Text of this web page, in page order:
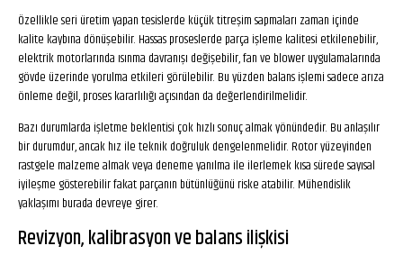
Özellikle seri üretim yapan tesislerde küçük titreşim sapmaları zaman içinde
kalite kaybına dönüşebilir. Hassas proseslerde parça işleme kalitesi etkilenebilir,
elektrik motorlarında ısınma davranışı değişebilir, fan ve blower uygulamalarında
gövde üzerinde yorulma etkileri görülebilir. Bu yüzden balans işlemi sadece arıza
önleme değil, proses kararlılığı açısından da değerlendirilmelidir.
Bazı durumlarda işletme beklentisi çok hızlı sonuç almak yönündedir. Bu anlaşılır
bir durumdur, ancak hız ile teknik doğruluk dengelenmelidir. Rotor yüzeyinden
rastgele malzeme almak veya deneme yanılma ile ilerlemek kısa sürede sayısal
iyileşme gösterebilir fakat parçanın bütünlüğünü riske atabilir. Mühendislik
yaklaşımı burada devreye girer.
Revizyon, kalibrasyon ve balans ilişkisi